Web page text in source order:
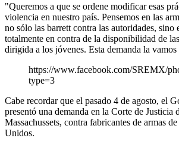
"Queremos a que se ordene modificar esas
violencia en nuestro país. Pensemos en las
no sólo las barrett contra las autoridades, sino
totalmente en contra de la disponibilidad de
dirigida a los jóvenes. Esta demanda la
https://www.facebook.com/SREMX/
type=3
Cabe recordar que el pasado 4 de agosto, el
presentó una demanda en la Corte de Justicia
Massachussets, contra fabricantes de armas
Unidos.